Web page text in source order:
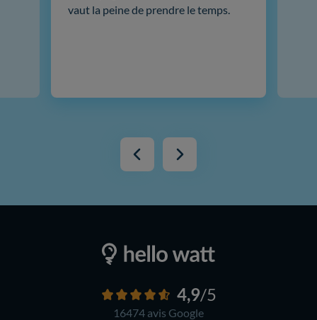
vaut la peine de prendre le temps.
4,9/5
16474 avis Google